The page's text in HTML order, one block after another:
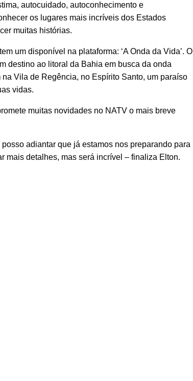
autocuidado, autoconhecimento e
os lugares mais incríveis dos Estados
muitas histórias.
um disponível na plataforma: ‘A Onda da Vida’. O
destino ao litoral da Bahia em busca da onda
Vila de Regência, no Espírito Santo, um paraíso
vidas.
muitas novidades no NATV o mais breve
adiantar que já estamos nos preparando para
mais detalhes, mas será incrível – finaliza Elton.